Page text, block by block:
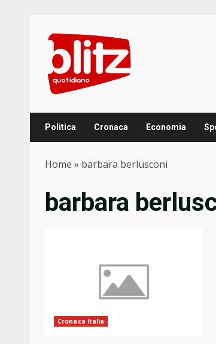
content
Politica Cronaca Economia
Home » barbara berlusconi
barbara
Cronaca Italia